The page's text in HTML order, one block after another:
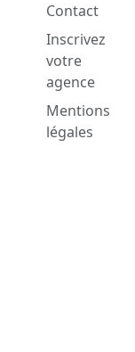
Contact
Inscrivez
votre
agence
Mentions
légales